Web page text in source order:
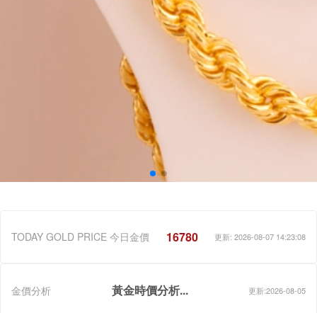
TODAY GOLD PRICE 今日金價 16780 更新: 2026-08-07 14:23:08
金價分析 黃金時價分析... 更新:2026-08-05